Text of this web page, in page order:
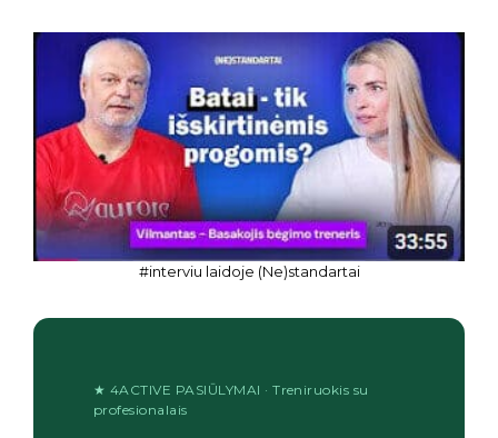
#interviu laidoje (Ne)standartai
★ 4ACTIVE PASIŪLYMAI · Treniruokis su
profesionalais